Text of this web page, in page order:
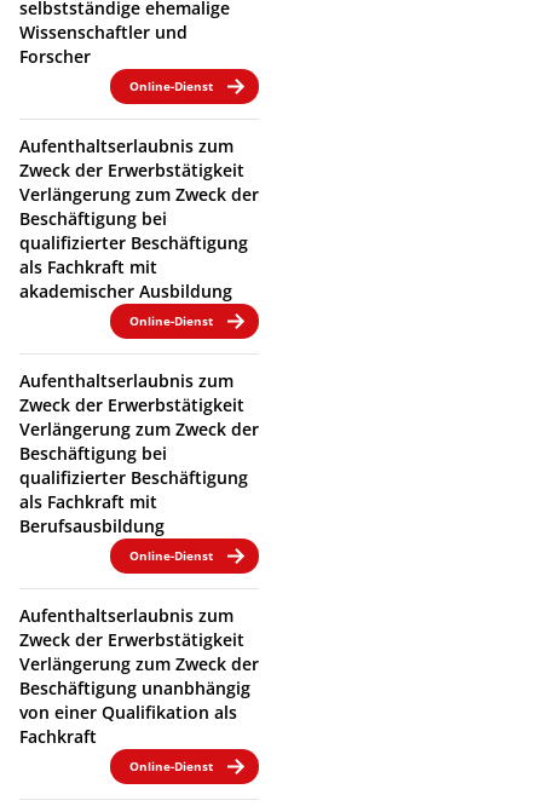
selbstständige ehemalige
Wissenschaftler und
Forscher
Online-Dienst
Aufenthaltserlaubnis zum
Zweck der Erwerbstätigkeit
Verlängerung zum Zweck der
Beschäftigung bei
qualifizierter Beschäftigung
als Fachkraft mit
akademischer Ausbildung
Online-Dienst
Aufenthaltserlaubnis zum
Zweck der Erwerbstätigkeit
Verlängerung zum Zweck der
Beschäftigung bei
qualifizierter Beschäftigung
als Fachkraft mit
Berufsausbildung
Online-Dienst
Aufenthaltserlaubnis zum
Zweck der Erwerbstätigkeit
Verlängerung zum Zweck der
Beschäftigung unanbhängig
von einer Qualifikation als
Fachkraft
Online-Dienst